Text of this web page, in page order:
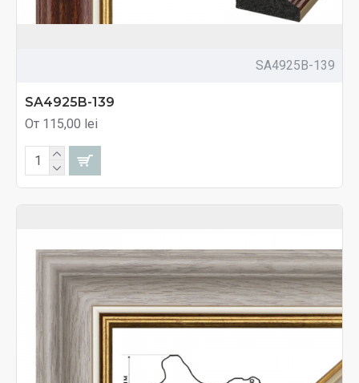
SA4925B-139
SA4925B-139
От 115,00 lei